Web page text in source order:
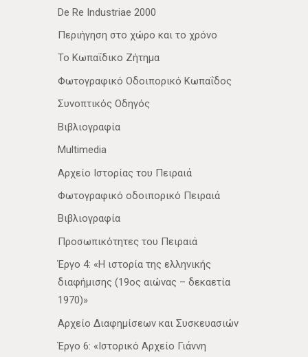
De Re Industriae 2000
Περιήγηση στο χώρο και το χρόνο
Το Κωπαΐδικο Ζήτημα
Φωτογραφικό Οδοιπορικό Κωπαΐδος
Συνοπτικός Οδηγός
Βιβλιογραφία
Multimedia
Αρχείο Ιστορίας του Πειραιά
Φωτογραφικό οδοιπορικό Πειραιά
Βιβλιογραφία
Προσωπικότητες του Πειραιά
Έργο 4: «Η ιστορία της ελληνικής
διαφήμισης (19ος αιώνας – δεκαετία
1970)»
Αρχείο Διαφημίσεων και Συσκευασιών
Έργο 6: «Ιστορικό Αρχείο Γιάννη